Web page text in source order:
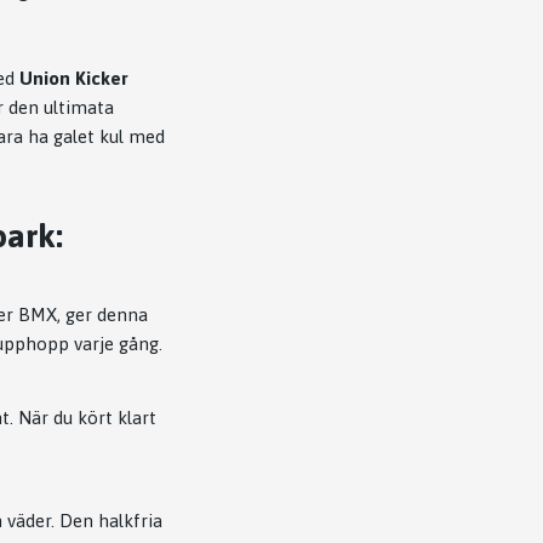
Union Kicker
den ultimata
ha galet kul med
BMX, ger denna
varje gång.
När du kört klart
Den halkfria